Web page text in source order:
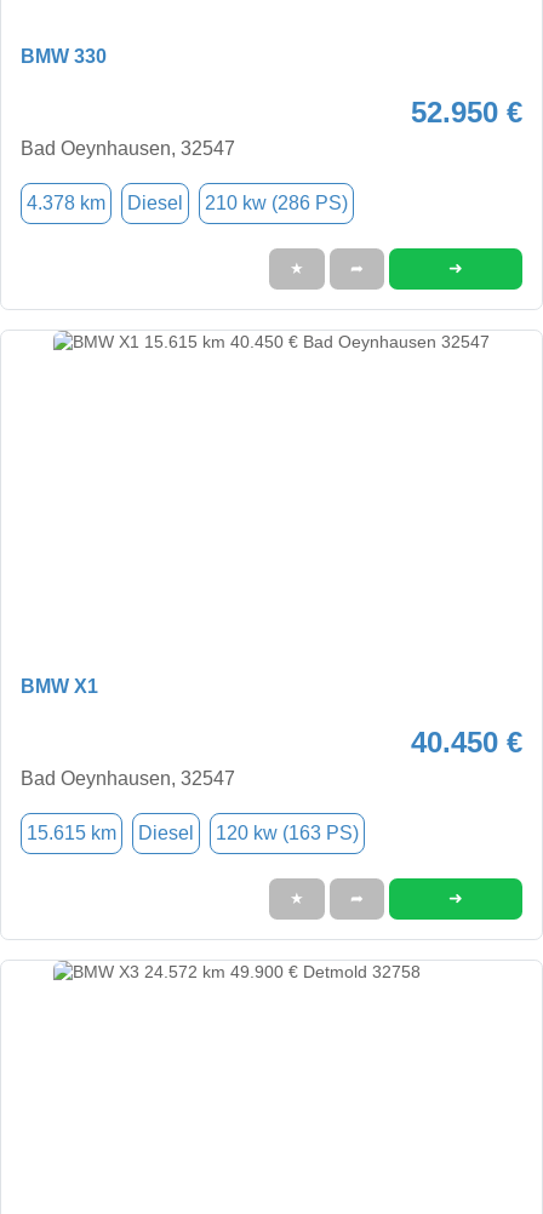
BMW 330
52.950 €
Bad Oeynhausen, 32547
4.378 km Diesel 210 kw (286 PS)
★ ➦ ➜
BMW X1
40.450 €
Bad Oeynhausen, 32547
15.615 km Diesel 120 kw (163 PS)
★ ➦ ➜